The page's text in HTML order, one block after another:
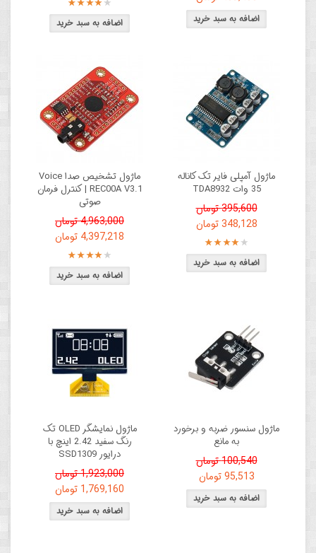
ماژول آمپلی فایر تک کاناله
35 وات TDA8932
395,600 تومان
348,128 تومان
ماژول تشخیص صدا Voice
REC00A V3.1 | کنترل فرمان
صوتی
4,963,000 تومان
4,397,218 تومان
ماژول سنسور ضربه و برخورد
به مانع
100,540 تومان
95,513 تومان
ماژول نمایشگر OLED تک
رنگ سفید 2.42 اینچ با
درایور SSD1309
1,923,000 تومان
1,769,160 تومان